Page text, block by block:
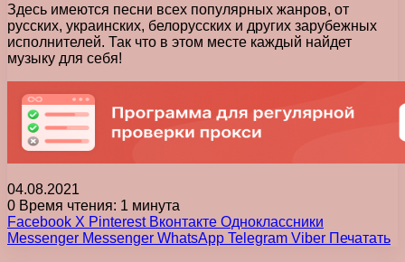
Здесь имеются песни всех популярных жанров, от
русских, украинских, белорусских и других зарубежных
исполнителей. Так что в этом месте каждый найдет
музыку для себя!
04.08.2021
0 Время чтения: 1 минута
Facebook X Pinterest Вконтакте Одноклассники
Messenger Messenger WhatsApp Telegram Viber Печатать